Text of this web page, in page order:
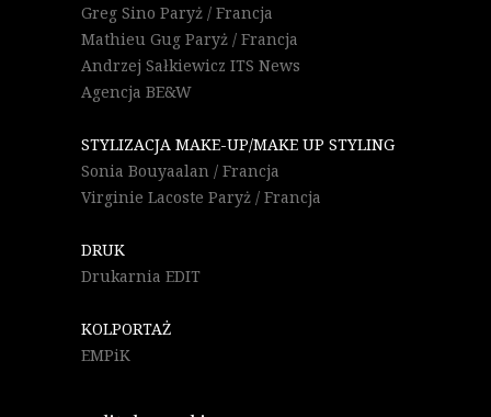
Greg Sino Paryż / Francja
Mathieu Gug Paryż / Francja
Andrzej Sałkiewicz ITS News
Agencja BE&W
STYLIZACJA MAKE-UP/MAKE UP STYLING
Sonia Bouyaalan / Francja
Virginie Lacoste Paryż / Francja
DRUK
Drukarnia EDIT
KOLPORTAŻ
EMPiK